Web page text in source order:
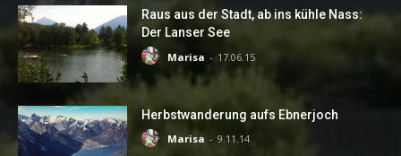
Raus aus der Stadt, ab ins kühle Nass:
Der Lanser See
Marisa - 17.06.15
Herbstwanderung aufs Ebnerjoch
Marisa - 9.11.14